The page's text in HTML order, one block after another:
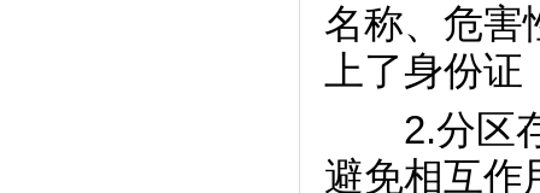
名称、危害
上了身份
2.分区存
避免相互作